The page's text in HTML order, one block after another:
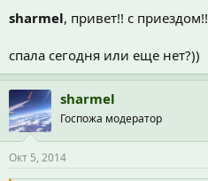
sharmel, привет!! с приездом!!
спала сегодня или еще нет?))
sharmel
Госпожа модератор
Окт 5, 2014